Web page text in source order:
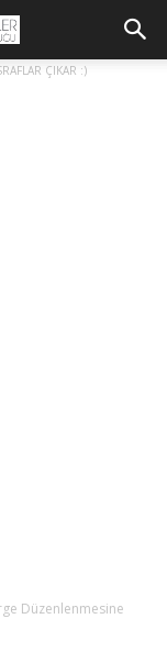
ÇIKAR :)
Düzenlenmesine